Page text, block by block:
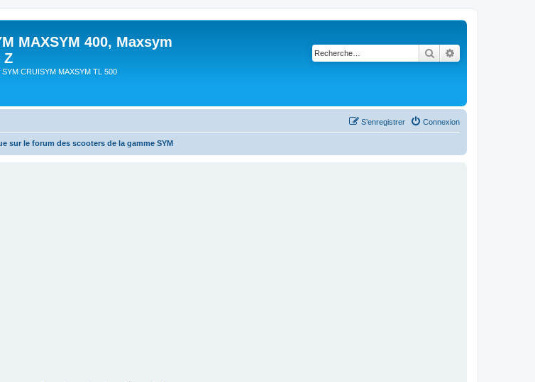
MAXSYM 400, Maxsym
Z
CRUISYM MAXSYM TL 500
Rechercher
Connexion
S’enregistrer
sur le forum des scooters de la gamme SYM